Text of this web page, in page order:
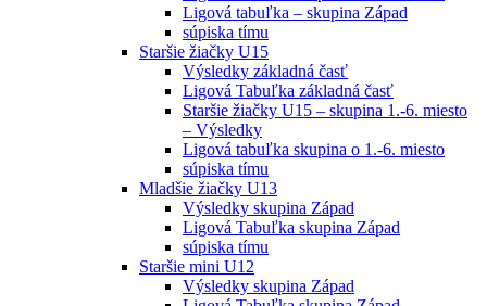
Ligová tabuľka – skupina Západ
súpiska tímu
Staršie žiačky U15
Výsledky základná časť
Ligová Tabuľka základná časť
Staršie žiačky U15 – skupina 1.-6. miesto
– Výsledky
Ligová tabuľka skupina o 1.-6. miesto
súpiska tímu
Mladšie žiačky U13
Výsledky skupina Západ
Ligová Tabuľka skupina Západ
súpiska tímu
Staršie mini U12
Výsledky skupina Západ